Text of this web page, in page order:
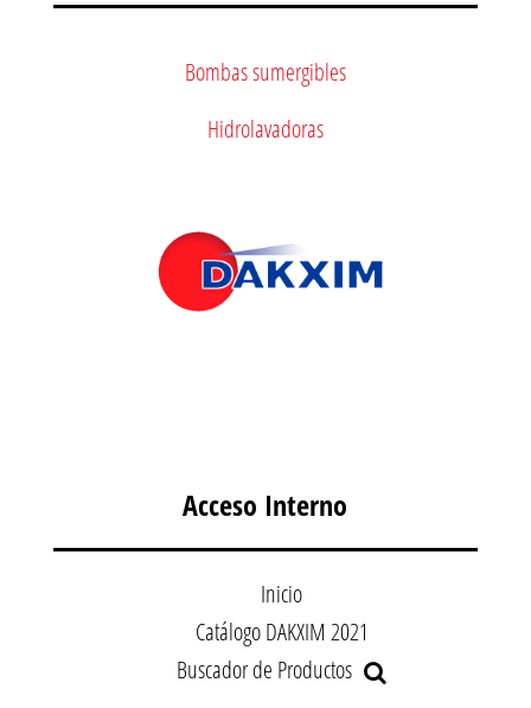
Bombas sumergibles
Hidrolavadoras
Acceso Interno
Inicio
Catálogo DAKXIM 2021
Buscador de Productos